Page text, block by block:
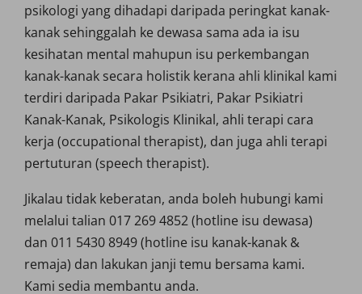
psikologi yang dihadapi daripada peringkat kanak-
kanak sehinggalah ke dewasa sama ada ia isu
kesihatan mental mahupun isu perkembangan
kanak-kanak secara holistik kerana ahli klinikal kami
terdiri daripada Pakar Psikiatri, Pakar Psikiatri
Kanak-Kanak, Psikologis Klinikal, ahli terapi cara
kerja (occupational therapist), dan juga ahli terapi
pertuturan (speech therapist).
Jikalau tidak keberatan, anda boleh hubungi kami
melalui talian 017 269 4852 (hotline isu dewasa)
dan 011 5430 8949 (hotline isu kanak-kanak &
remaja) dan lakukan janji temu bersama kami.
Kami sedia membantu anda.